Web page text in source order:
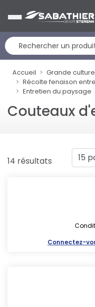
Accueil
Grande
Récolte fenaison
Entretien du paysage
Couteaux
14 résultats
Connectez-